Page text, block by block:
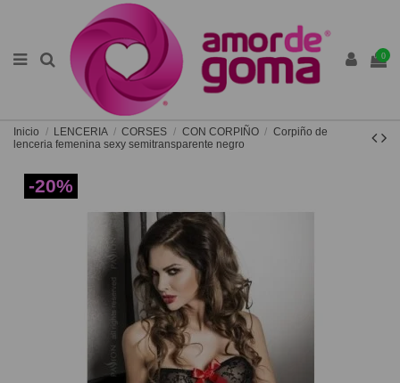
0
Inicio LENCERIA CORSES CON CORPIÑO
Corpiño de
lenceria femenina sexy semitransparente negro
-20%